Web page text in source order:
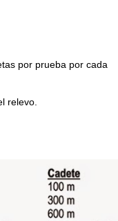
por prueba por cada
relevo.